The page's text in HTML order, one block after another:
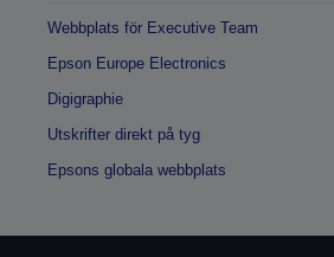
Webbplats för Executive Team
Epson Europe Electronics
Digigraphie
Utskrifter direkt på tyg
Epsons globala webbplats